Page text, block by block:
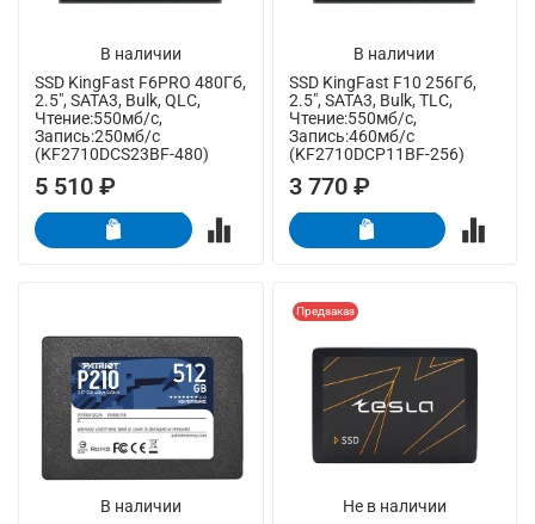
В наличии
SSD KingFast F6PRO 480Гб,
2.5", SATA3, Bulk, QLC,
Чтение:550мб/с,
Запись:250мб/с
(KF2710DCS23BF-480)
5 510 ₽
В наличии
SSD KingFast F10 256Гб,
2.5", SATA3, Bulk, TLC,
Чтение:550мб/с,
Запись:460мб/с
(KF2710DCP11BF-256)
3 770 ₽
В наличии
Не в наличии
Предзаказ